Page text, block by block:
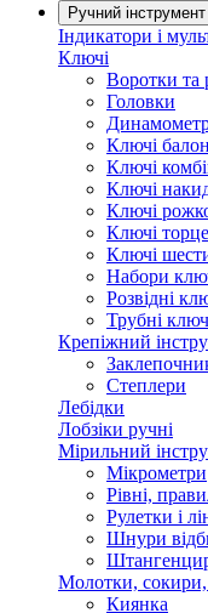
Ручний інструмент
Індикатори і
Ключі
Воротки та
Головки
Ключі
Ключі
Ключі
Ключі
Ключі
Ключі
Набори
Розвідні
Трубні
Крепіжний
Степлери
Лебідки
Лобзіки ручні
Мірильний
Мікрометри
Рівні,
Рулетки і
Шнури
Молотки, сокири,
Киянка